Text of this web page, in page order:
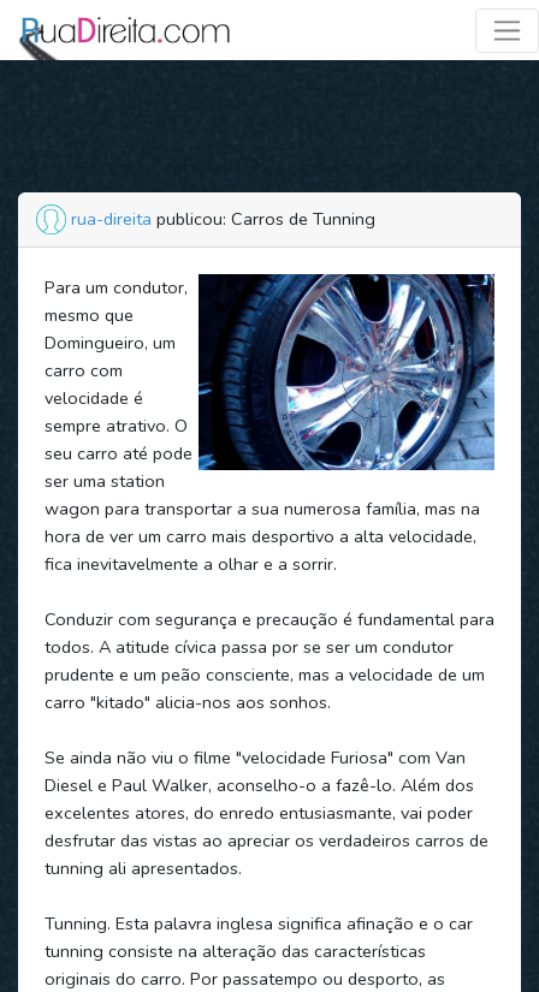
rua-direita publicou: Carros de Tunning
Para um condutor,
mesmo que
Domingueiro, um
carro com
velocidade é
sempre atrativo. O
seu carro até pode
ser uma station
wagon para transportar a sua numerosa família, mas na
hora de ver um carro mais desportivo a alta velocidade,
fica inevitavelmente a olhar e a sorrir.
Conduzir com segurança e precaução é fundamental para
todos. A atitude cívica passa por se ser um condutor
prudente e um peão consciente, mas a velocidade de um
carro "kitado" alicia-nos aos sonhos.
Se ainda não viu o filme "velocidade Furiosa" com Van
Diesel e Paul Walker, aconselho-o a fazê-lo. Além dos
excelentes atores, do enredo entusiasmante, vai poder
desfrutar das vistas ao apreciar os verdadeiros carros de
tunning ali apresentados.
Tunning. Esta palavra inglesa significa afinação e o car
tunning consiste na alteração das características
originais do carro. Por passatempo ou desporto, as